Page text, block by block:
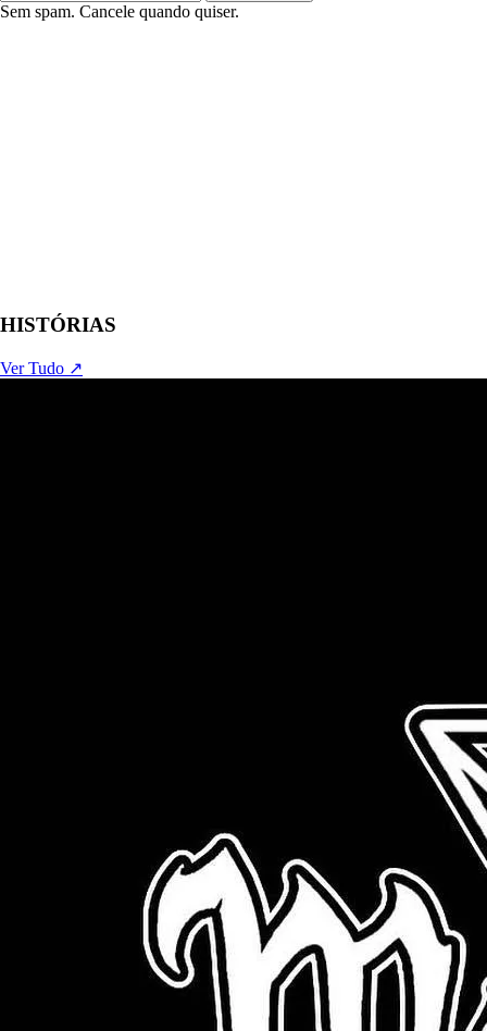
Sem spam. Cancele quando quiser.
HISTÓRIAS
Ver Tudo ↗